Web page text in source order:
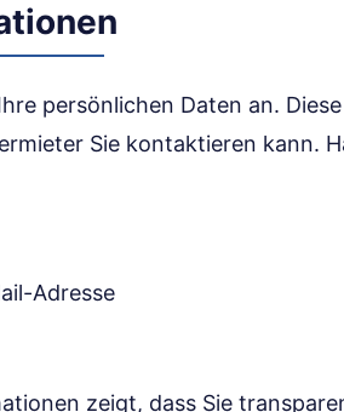
persönlichen Daten an.
Sie kontaktieren kann.
Adresse
zeigt, dass Sie